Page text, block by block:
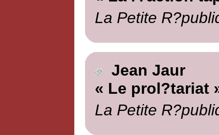
La Petite
Jean Jaur
« Le prol?tariat
La Petite